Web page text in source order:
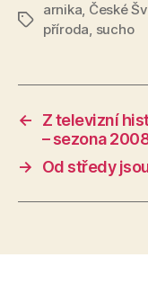
Štítky
arnika České
příroda sucho
←
Z televizní
– sezona
→
Od středy